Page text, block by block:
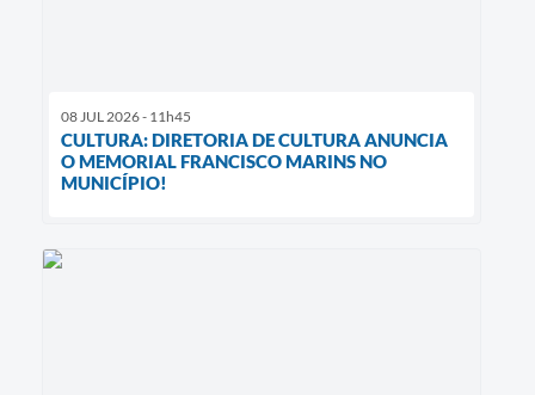
08 JUL 2026 - 11h45
CULTURA: DIRETORIA DE CULTURA ANUNCIA
O MEMORIAL FRANCISCO MARINS NO
MUNICÍPIO!